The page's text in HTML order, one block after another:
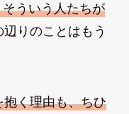
ういう人たちが
りのことはもう
く理由も、ちひ